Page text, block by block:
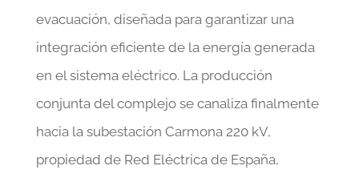
evacuación, diseñada para garantizar una
integración eficiente de la energía generada
en el sistema eléctrico. La producción
conjunta del complejo se canaliza finalmente
hacia la subestación Carmona 220 kV,
propiedad de Red Eléctrica de España,